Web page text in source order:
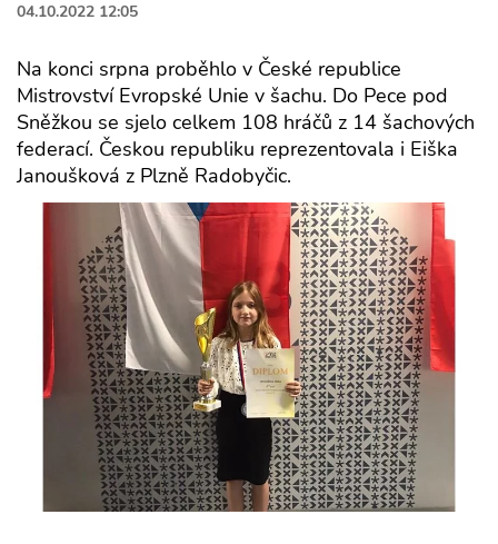
04.10.2022 12:05
Na konci srpna proběhlo v České republice
Mistrovství Evropské Unie v šachu. Do Pece pod
Sněžkou se sjelo celkem 108 hráčů z 14 šachových
federací. Českou republiku reprezentovala i Eiška
Janoušková z Plzně Radobyčic.